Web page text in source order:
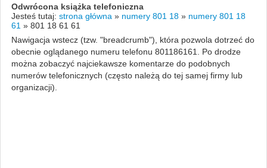
Odwrócona książka telefoniczna
Jesteś tutaj: strona główna » numery 801 18 » numery 801 18
61 » 801 18 61 61
Nawigacja wstecz (tzw. "breadcrumb"), która pozwola dotrzeć do
obecnie oglądanego numeru telefonu 801186161. Po drodze
można zobaczyć najciekawsze komentarze do podobnych
numerów telefonicznych (często należą do tej samej firmy lub
organizacji).